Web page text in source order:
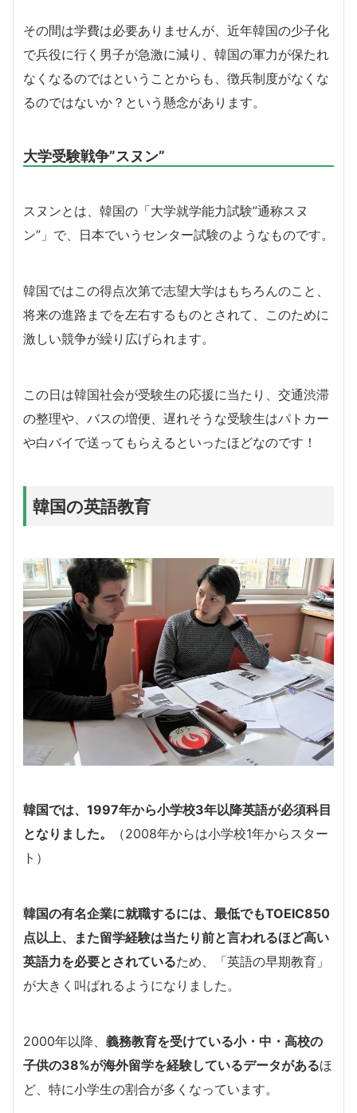
その間は学費は必要ありませんが、近年韓国の少子化
で兵役に行く男子が急激に減り、韓国の軍力が保たれ
なくなるのではということからも、徴兵制度がなくな
るのではないか？という懸念があります。
大学受験戦争”スヌン”
スヌンとは、韓国の「大学就学能力試験”通称スヌ
ン”」で、日本でいうセンター試験のようなものです。
韓国ではこの得点次第で志望大学はもちろんのこと、
将来の進路までを左右するものとされて、このために
激しい競争が繰り広げられます。
この日は韓国社会が受験生の応援に当たり、交通渋滞
の整理や、バスの増便、遅れそうな受験生はパトカー
や白バイで送ってもらえるといったほどなのです！
韓国の英語教育
韓国では、1997年から小学校3年以降英語が必須科目
となりました。
（2008年からは小学校1年からスター
ト）
韓国の有名企業に就職するには、最低でもTOEIC850
点以上、また留学経験は当たり前と言われるほど高い
英語力を必要とされているため、「英語の早期教育」
が大きく叫ばれるようになりました。
2000年以降、 義務教育を受けている小・中・高校の
子供の38%が海外留学を経験しているデータがあるほ
ど、特に小学生の割合が多くなっています。